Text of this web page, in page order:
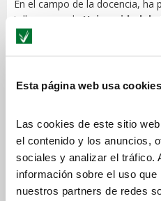
Esta página web usa cookies
Las cookies de este sitio
el contenido y los anuncios,
sociales y analizar el tráfico.
información sobre el uso
nuestros partners de redes
En el campo de la docencia, ha
talleres para la Universidad de
colaborador en la
Actualmente, es profesor de
CPA Salduie.
Facultad de Ciencias de la
Complutense de Madrid.
Dentro delÁrea de
estudios siempre relacionados